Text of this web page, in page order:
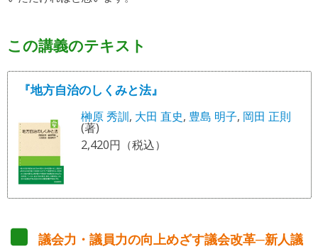
この講義のテキスト
『地方自治のしくみと法』
榊原 秀訓, 大田 直史, 豊島 明子, 岡田 正則
(著)
2,420円（税込）
議会力・議員力の向上めざす議会改革─新人議